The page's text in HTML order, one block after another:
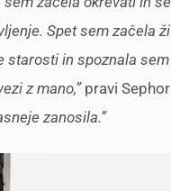
Spet sem začela
starosti in spoznala
z mano,”pravi
zanosila.”